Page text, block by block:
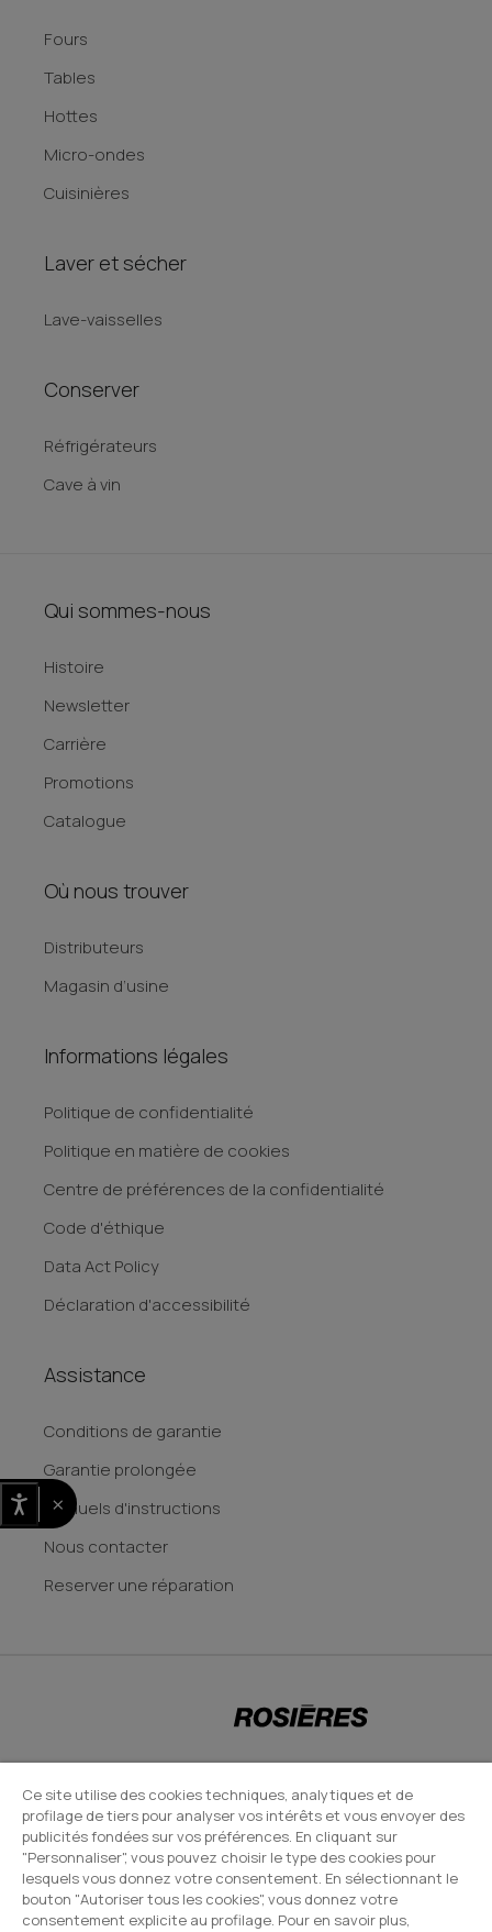
Fours
Tables
Hottes
Micro-ondes
Cuisinières
Laver et sécher
Lave-vaisselles
Conserver
Réfrigérateurs
Cave à vin
Qui sommes-nous
Histoire
Newsletter
Carrière
Promotions
Catalogue
Où nous trouver
Distributeurs
Magasin d’usine
Informations légales
Politique de confidentialité
Politique en matière de cookies
Centre de préférences de la confidentialité
Code d'éthique
Data Act Policy
Déclaration d'accessibilité
Assistance
Conditions de garantie
Garantie prolongée
Manuels d'instructions
Nous contacter
Reserver une réparation
CANDY HOOVER GROUP S.r.I. - Associé unique - SIÈGE SOCIAL : Via Comolli,
57 - 20861 Brugherio (MB) - Italie - SIÈGES ADMINISTRATIFS : Via Privata
Eden Fumagalli snc - 20861 Brugherio (MB) et Via Trento n. 20/A-22 -
20871 Vimercate (MB) - Italie - Tél. : +39.039.2086.1 - Fax :
+39.039.2086.237 - Capital social 35 000 000,00 € iv - Cod. Code fiscal et
numéro d'inscription au registre du commerce de Milan-Monza-
×
Ce site utilise des cookies techniques, analytiques et de
profilage de tiers pour analyser vos intérêts et vous envoyer des
publicités fondées sur vos préférences. En cliquant sur
"Personnaliser", vous pouvez choisir le type des cookies pour
lesquels vous donnez votre consentement. En sélectionnant le
bouton "Autoriser tous les cookies", vous donnez votre
consentement explicite au profilage. Pour en savoir plus,